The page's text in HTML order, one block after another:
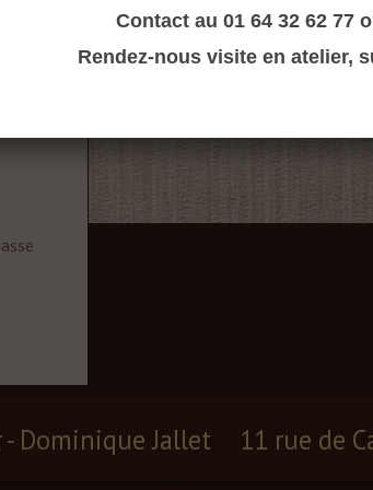
Dominique Jallet 11 rue de
Contact au 01 64 32 62 77
Rendez-nous visite en atelier,